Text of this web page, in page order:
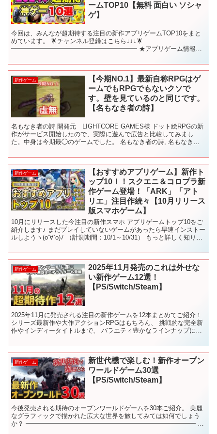
ームTOP10【無料 面白い ソシャ
ゲ】
今回は、みんなが超期待する注目の新作アプリゲームTOP10をまと
めています。 🌟チャンネル登録はこちら↓↓↓🌟
━━━━━━━━━━━━━━━━━━━━ ★アプリゲーム情報局
━━━━━━━━━━━━━━━━━━━━...
新作ゲーム
【今期NO.1】最新自称RPGはゲ
ームでもRPGでもないクソで
す。壁を見ているのと同じです。
【名もなき者の詩】
名もなき者の詩 開発元 LIGHTCORE GAMES様 ドット絵RPGの新
作がサービス開始したので、実際に遊んで広告と比較してみまし
た。中身は今期最◯のゲームでした。 名もなき者の詩, 名もなき者
新作ゲーム
【おすすめアプリゲーム】新作ト
ップ10！！スクエニ＆コロプラ新
作ゲーム登場！「ARK」「アト
リエ」注目作続々【10月リリース
版スマホゲーム】
10月にリリースした今注目の新作スマホ アプリゲームトップ10をご
紹介します♪ まだプレイしていないゲームがあったら早速インストー
ルしようヽ(o’∀`o)ﾉ （計測期間：10/1～10/31） もっと詳しく知りた
新作ゲーム
2025年11月発売のこれは外せな
い新作ゲーム12選！
【PS/Switch/Steam】
2025年11月に発売される注目の新作ゲームを12本まとめてご紹介！
シリーズ最新作や大作アクションRPGはもちろん、 挑戦的な完全新
作やインディータイトルまで、 バラエティ豊かなラインナップにな
新作ゲーム
新世代機で楽しむ！新作オープン
ワールドゲーム30選
【PS/Switch/Steam】
今後発売される期待のオープンワールドゲームを30本ご紹介。 美麗
なグラフィックで描かれた広大な世界を旅してみては如何でしょう
か？ ━━━━━━━━━━━━━━━━━━━━━━━━━━━ ■